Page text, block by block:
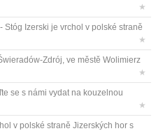
★
- Stóg Izerski je vrchol v polské straně
★
Zdrój, ve městě Wolimierz
★
se s námi vydat na kouzelnou
★
v polské straně Jizerských hor s